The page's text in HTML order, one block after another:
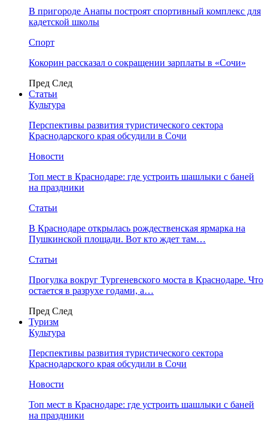
В пригороде Анапы построят спортивный комплекс для
кадетской школы
Спорт
Кокорин рассказал о сокращении зарплаты в «Сочи»
Пред След
Статьи
Культура
Перспективы развития туристического сектора
Краснодарского края обсудили в Сочи
Новости
Топ мест в Краснодаре: где устроить шашлыки с баней
на праздники
Статьи
В Краснодаре открылась рождественская ярмарка на
Пушкинской площади. Вот кто ждет там…
Статьи
Прогулка вокруг Тургеневского моста в Краснодаре. Что
остается в разрухе годами, а…
Пред След
Туризм
Культура
Перспективы развития туристического сектора
Краснодарского края обсудили в Сочи
Новости
Топ мест в Краснодаре: где устроить шашлыки с баней
на праздники